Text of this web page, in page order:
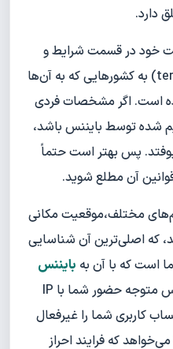
دارد.
خود در قسمت شرایط و
ضوابط (terms and conditions) به کشورهایی که به آن‌ها
است. اگر مشخصات فردی
شده توسط بایننس باشد،
پس بهتر است حتماً
آن مطلع شوید.
مختلف،موقعیت مکانی
که اصلی‌ترین آن شناسایی
بایننس
متصل شده‌اید. زمانی‌که بایننس متوجه حضور شما با IP
کاربری شما را غیرفعال
که فرایند احراز